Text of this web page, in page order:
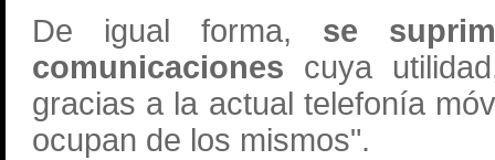
De igual forma, se
comunicaciones cuya
gracias a la actual telefonía
ocupan de los mismos".